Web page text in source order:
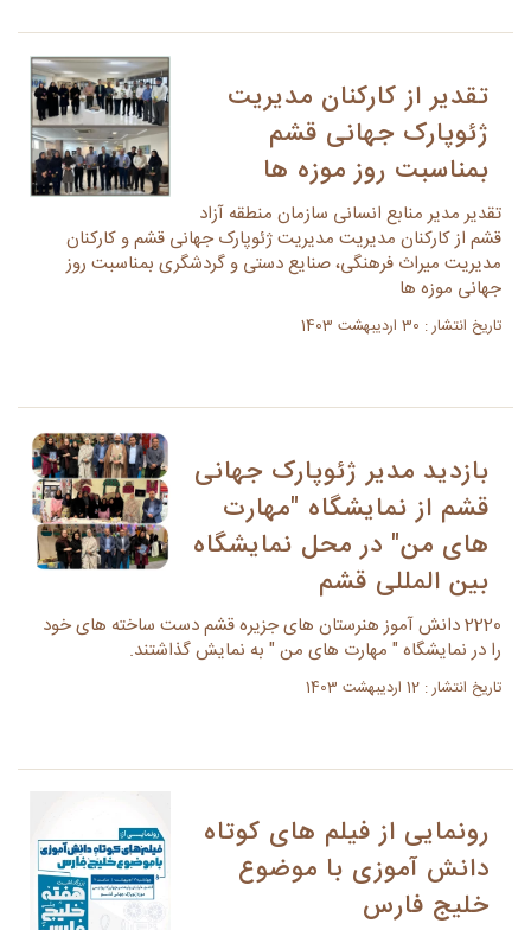
تقدیر از کارکنان مدیریت
ژئوپارک جهانی قشم
بمناسبت روز موزه ها
تقدیر مدیر منابع انسانی سازمان منطقه آزاد
قشم از کارکنان مدیریت مدیریت ژئوپارک جهانی قشم و کارکنان
مدیریت میراث فرهنگی، صنایع دستی و گردشگری بمناسبت روز
جهانی موزه ها
تاریخ انتشار : 30 اردیبهشت 1403
بازدید مدیر ژئوپارک جهانی
قشم از نمایشگاه "مهارت
های من" در محل نمایشگاه
بین المللی قشم
2220 دانش آموز هنرستان های جزیره قشم دست ساخته های خود
را در نمایشگاه " مهارت های من " به نمایش گذاشتند.
تاریخ انتشار : 12 اردیبهشت 1403
رونمایی از فیلم های کوتاه
دانش آموزی با موضوع
خلیج فارس